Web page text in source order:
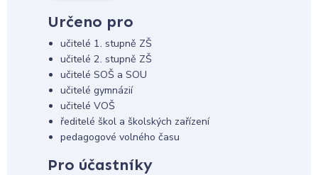
Určeno pro
učitelé 1. stupně ZŠ
učitelé 2. stupně ZŠ
učitelé SOŠ a SOU
učitelé gymnázií
učitelé VOŠ
ředitelé škol a školských zařízení
pedagogové volného času
Pro účastníky